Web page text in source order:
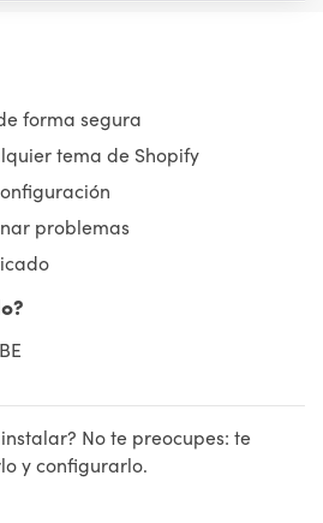
forma segura
tema de Shopify
problemas
No te preocupes: te
y configurarlo.